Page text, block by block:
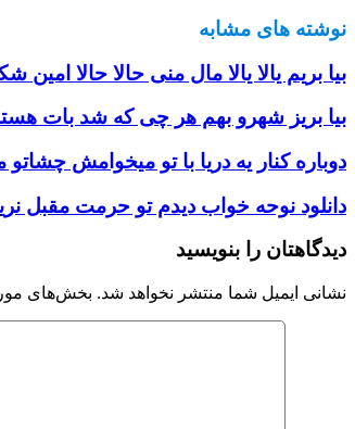
نوشته های مشابه
بیا بریم یالا یالا مال منی حالا حالا
بیا بریز شهرو بهم هر چی که شد بات
دوباره کنار یه دریا با تو میخوامش
دانلود نوحه خواب دیدم تو حرمت مقبل
دیدگاهتان را بنویسید
نشانی ایمیل شما منتشر نخواهد شد. بخش‌های